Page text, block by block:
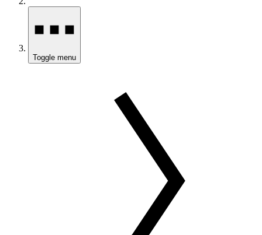
Toggle menu